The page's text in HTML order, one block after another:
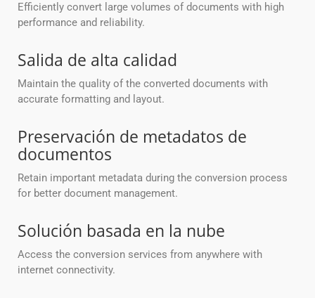
Efficiently convert large volumes of documents with high
performance and reliability.
Salida de alta calidad
Maintain the quality of the converted documents with
accurate formatting and layout.
Preservación de metadatos de
documentos
Retain important metadata during the conversion process
for better document management.
Solución basada en la nube
Access the conversion services from anywhere with
internet connectivity.